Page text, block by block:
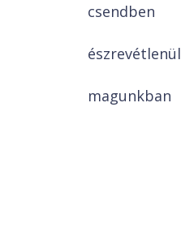
csendben
észrevétlenül
magunkban